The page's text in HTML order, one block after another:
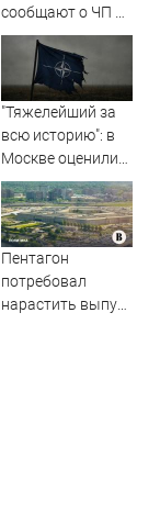
сообщают о ЧП на
озере Старица
"Тяжелейший за
всю историю": в
Москве оценили
масштаб кризиса
в НАТО
Пентагон
потребовал
нарастить выпуск